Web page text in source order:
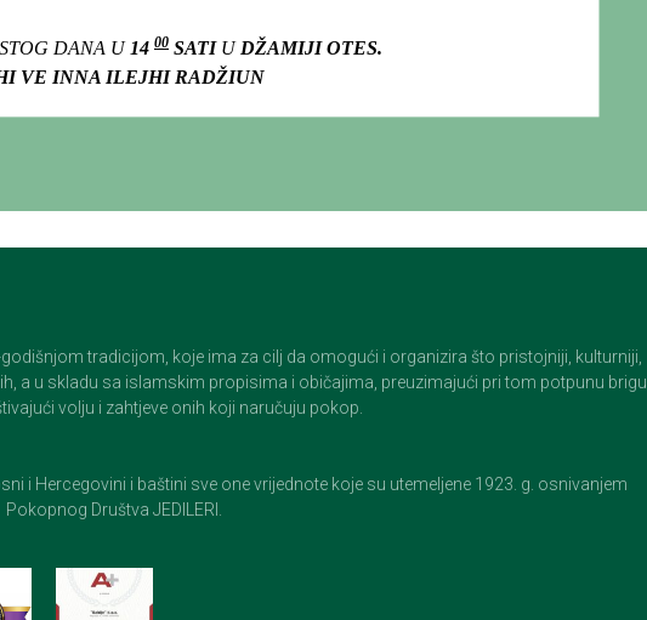
DANA U 14 00 SATIU DŽAMIJI OTES.
VE INNA ILEJHI RADŽIUN
tradicijom, koje ima za cilj da omogući i organizira što pristojniji, kulturniji,
a u skladu sa islamskim propisima i običajima, preuzimajući pri tom potpunu brigu
volju i zahtjeve onih koji naručuju pokop.
i Hercegovini i baštini sve one vrijednote koje su utemeljene 1923. g. osnivanjem
Pokopnog Društva JEDILERI.